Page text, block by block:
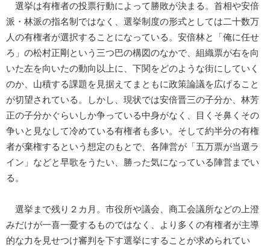
選挙は有権者の投票行動によって勝敗が決まる。首相や安倍
派・林派の指名制ではなく、選挙制度の形式としては二十数万
人の有権者が選択することになっている。安倍林と「俺に任せ
ろ」の松村正剛という三つ巴の構図のなかで、組織票が右を向
いた左を向いたの動向以上に、下関をどのような街にしていく
のか、山積する課題を見据えてまともに政策論議を広げること
が切望されている。しかし、現状では安倍晋三の子分か、林芳
正の子分かぐらいしか争っている中身がなく、目くそ鼻くその
争いと見なして冷めている有権者も多い。そして約半分の有権
者が棄権するという想定のもとで、各陣営が「五万票が当選ラ
イン」などと早歌をうたい、勝った気になっている陣営までい
る。
選挙まで残り２カ月。市役所や議会、商工会議所などの上澄
みだけが一喜一憂するものではなく、より多くの有権者が主導
的な力を見せつけ審判を下す選挙にすることが求められてい